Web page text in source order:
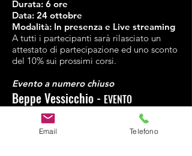
Durata: 6 ore
Data: 24 ottobre
Modalità: In presenza e Live streaming
A tutti i partecipanti sarà rilasciato un
attestato di partecipazione ed uno sconto
del 10% sui prossimi corsi.
Evento a numero chiuso
Beppe Vessicchio - EVENTO
CONCLUSO(IT)
Email Telefono